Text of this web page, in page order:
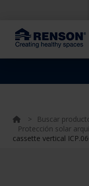
> Buscar
Protección solar
cassette vertical